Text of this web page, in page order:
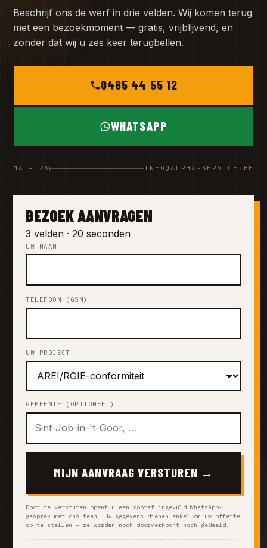
Beschrijf ons de werf in drie velden. Wij komen terug
met een bezoekmoment — gratis, vrijblijvend, en
zonder dat wij u zes keer terugbellen.
0485 44 55 12
WHATSAPP
MA – ZA INFO@ALPHA-SERVICE.BE
BEZOEK AANVRAGEN
3 velden · 20 seconden
UW NAAM
TELEFOON (GSM)
UW PROJECT
GEMEENTE (OPTIONEEL)
MIJN AANVRAAG VERSTUREN →
Door te versturen opent u een vooraf ingevuld WhatsApp-
gesprek met ons team. Uw gegevens dienen enkel om uw offerte
op te stellen — ze worden noch doorverkocht noch gedeeld.